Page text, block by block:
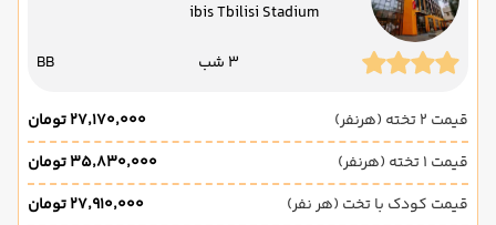
ibis Tbilisi Stadium
3 شب BB
قیمت 2 تخته (هرنفر)
۲۷٬۱۷۰٬۰۰۰ تومان
قیمت 1 تخته (هرنفر)
۳۵٬۸۳۰٬۰۰۰ تومان
قیمت کودک با تخت (هر نفر)
۲۷٬۹۱۰٬۰۰۰ تومان